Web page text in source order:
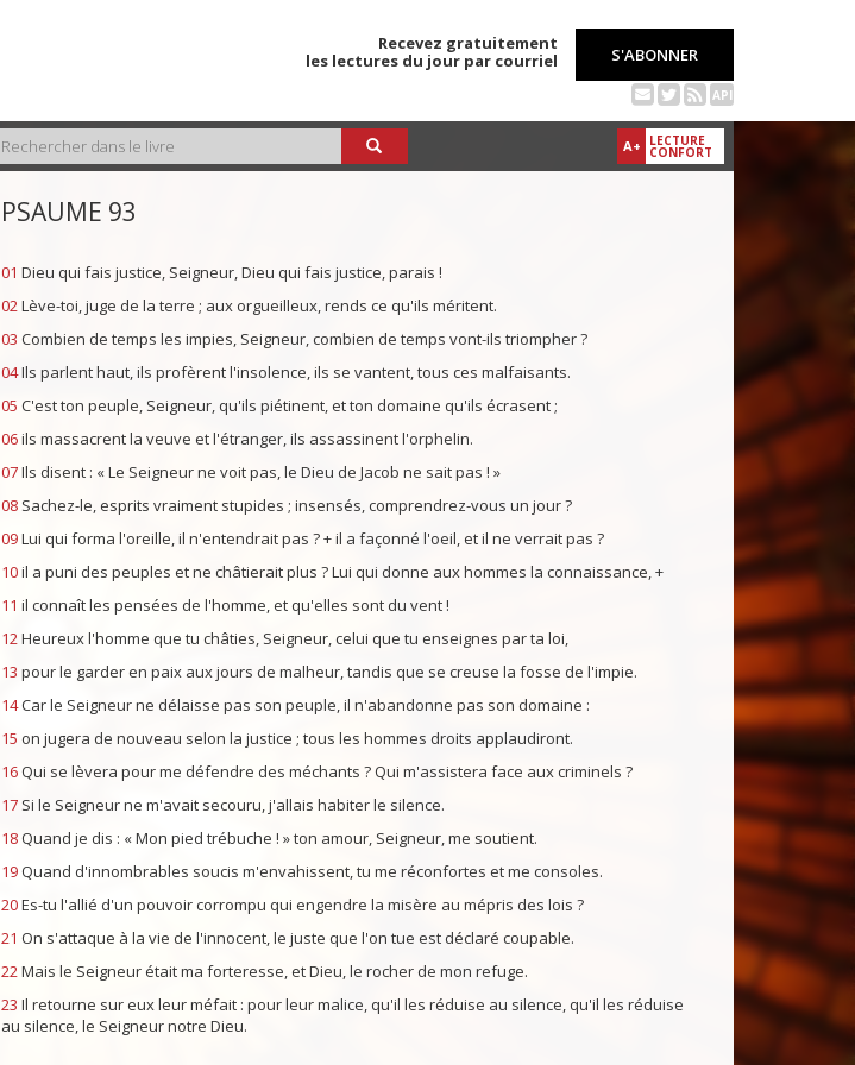
Recevez gratuitement
les lectures du jour par courriel
S'ABONNER
API
A+ LECTURE
CONFORT
PSAUME 93
01 Dieu qui fais justice, Seigneur, Dieu qui fais justice, parais !
02Lève-toi, juge de la terre ; aux orgueilleux, rends ce qu'ils méritent.
03 Combien de temps les impies, Seigneur, combien de temps vont-ils triompher ?
04Ils parlent haut, ils profèrent l'insolence, ils se vantent, tous ces malfaisants.
05 C'est ton peuple, Seigneur, qu'ils piétinent, et ton domaine qu'ils écrasent ;
06ils massacrent la veuve et l'étranger, ils assassinent l'orphelin.
07Ils disent : « Le Seigneur ne voit pas, le Dieu de Jacob ne sait pas ! »
08Sachez-le, esprits vraiment stupides ; insensés, comprendrez-vous un jour ?
09Lui qui forma l'oreille, il n'entendrait pas ? + il a façonné l'oeil, et il ne verrait pas ?
10il a puni des peuples et ne châtierait plus ? Lui qui donne aux hommes la connaissance, +
11 il connaît les pensées de l'homme, et qu'elles sont du vent !
12Heureux l'homme que tu châties, Seigneur, celui que tu enseignes par ta loi,
13 pour le garder en paix aux jours de malheur, tandis que se creuse la fosse de l'impie.
14Car le Seigneur ne délaisse pas son peuple, il n'abandonne pas son domaine :
15 on jugera de nouveau selon la justice ; tous les hommes droits applaudiront.
16Qui se lèvera pour me défendre des méchants ? Qui m'assistera face aux criminels ?
17Si le Seigneur ne m'avait secouru, j'allais habiter le silence.
18Quand je dis : « Mon pied trébuche ! » ton amour, Seigneur, me soutient.
19Quand d'innombrables soucis m'envahissent, tu me réconfortes et me consoles.
20Es-tu l'allié d'un pouvoir corrompu qui engendre la misère au mépris des lois ?
21 On s'attaque à la vie de l'innocent, le juste que l'on tue est déclaré coupable.
22Mais le Seigneur était ma forteresse, et Dieu, le rocher de mon refuge.
23 Il retourne sur eux leur méfait : pour leur malice, qu'il les réduise au silence, qu'il les réduise
au silence, le Seigneur notre Dieu.